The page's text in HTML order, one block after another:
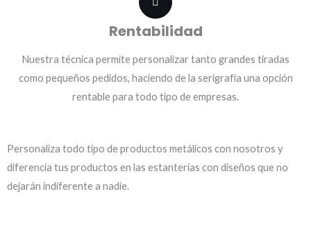
Rentabilidad
Nuestra técnica permite personalizar tanto grandes tiradas
como pequeños pedidos, haciendo de la serigrafía una opción
rentable para todo tipo de empresas.
Personaliza todo tipo de productos metálicos con nosotros y
diferencia tus productos en las estanterías con diseños que no
dejarán indiferente a nadie.